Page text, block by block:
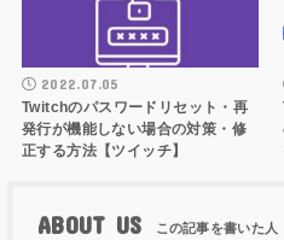
2022.07.05
Twitchのパスワードリセット・再
発行が機能しない場合の対策・修
正する方法【ツイッチ】
ABOUT US